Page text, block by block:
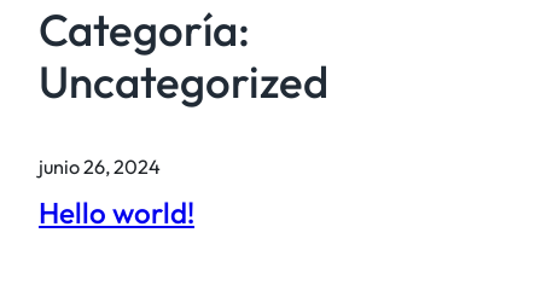
Categoría:
Uncategorized
junio 26, 2024
Hello world!